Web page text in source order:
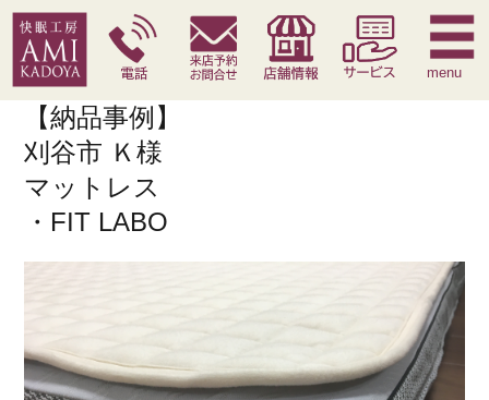
快眠枕 腰痛対策寝具 季節寝具 サービス
menu
【納品事例】
刈谷市 Ｋ様
マットレス
・FIT LABO